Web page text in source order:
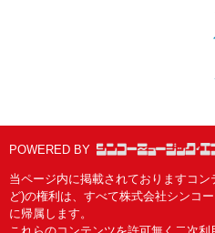
POWERED BY
当ページ内に掲載されておりますコ
ど)の権利は、すべて株式会社シンコ
に帰属します。